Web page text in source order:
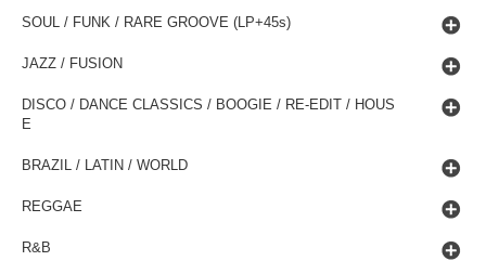
SOUL / FUNK / RARE GROOVE (LP+45s)
JAZZ / FUSION
DISCO / DANCE CLASSICS / BOOGIE / RE-EDIT / HOUS
E
BRAZIL / LATIN / WORLD
REGGAE
R&B